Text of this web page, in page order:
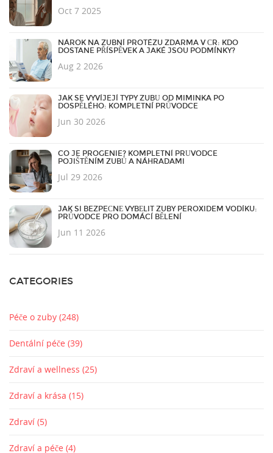
Oct 7 2025
NÁROK NA ZUBNÍ PROTÉZU ZDARMA V ČR: KDO
DOSTANE PŘÍSPĚVEK A JAKÉ JSOU PODMÍNKY?
Aug 2 2026
JAK SE VYVÍJEJÍ TYPY ZUBŮ OD MIMINKA PO
DOSPĚLÉHO: KOMPLETNÍ PRŮVODCE
Jun 30 2026
CO JE PROGENIE? KOMPLETNÍ PRŮVODCE
POJIŠTĚNÍM ZUBŮ A NÁHRADAMI
Jul 29 2026
JAK SI BEZPEČNĚ VYBĚLIT ZUBY PEROXIDEM VODÍKU:
PRŮVODCE PRO DOMÁCÍ BĚLENÍ
Jun 11 2026
CATEGORIES
Péče o zuby (248)
Dentální péče (39)
Zdraví a wellness (25)
Zdraví a krása (15)
Zdraví (5)
Zdraví a péče (4)